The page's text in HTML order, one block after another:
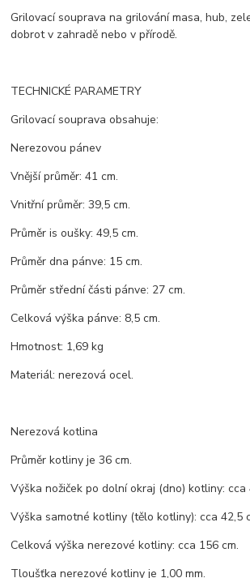
Grilovací souprava na grilování masa, hub,
dobrot v zahradě nebo v přírodě.
TECHNICKÉ PARAMETRY
Grilovací souprava obsahuje:
Nerezovou pánev
Vnější průměr: 41 cm.
Vnitřní průměr: 39,5 cm.
Průměr is oušky: 49,5 cm.
Průměr dna pánve: 15 cm.
Průměr střední části pánve: 27 cm.
Celková výška pánve: 8,5 cm.
Hmotnost: 1,69 kg
Materiál: nerezová ocel.
Nerezová kotlina
Průměr kotliny je 36 cm.
Výška nožiček po dolní okraj (dno) kotliny: cca
Výška samotné kotliny (tělo kotliny): cca 42,5
Celková výška nerezové kotliny: cca 156 cm.
Tloušťka nerezové kotliny je 1,00 mm.